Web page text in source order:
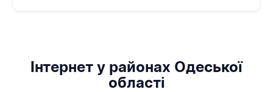
Інтернет у районах Одеської
області